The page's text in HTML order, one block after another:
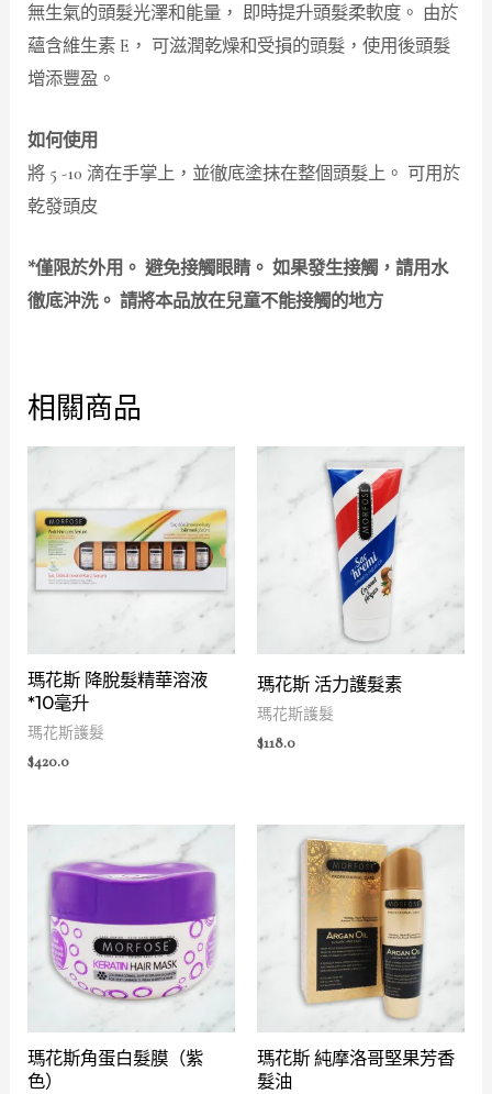
無生氣的頭髮光澤和能量， 即時提升頭髮柔軟度。 由於
蘊含維生素 E， 可滋潤乾燥和受損的頭髮，使用後頭髮
增添豐盈。
如何使用
將 5 -10 滴在手掌上，並徹底塗抹在整個頭髮上。 可用於
乾發頭皮
*僅限於外用。 避免接觸眼睛。 如果發生接觸，請用水
徹底沖洗。 請將本品放在兒童不能接觸的地方
相關商品
瑪花斯 降脫髮精華溶液
*10毫升
瑪花斯護髮
$420.0
瑪花斯 活力護髮素
瑪花斯護髮
$118.0
瑪花斯角蛋白髮膜（紫
色）
瑪花斯 純摩洛哥堅果芳香
髮油